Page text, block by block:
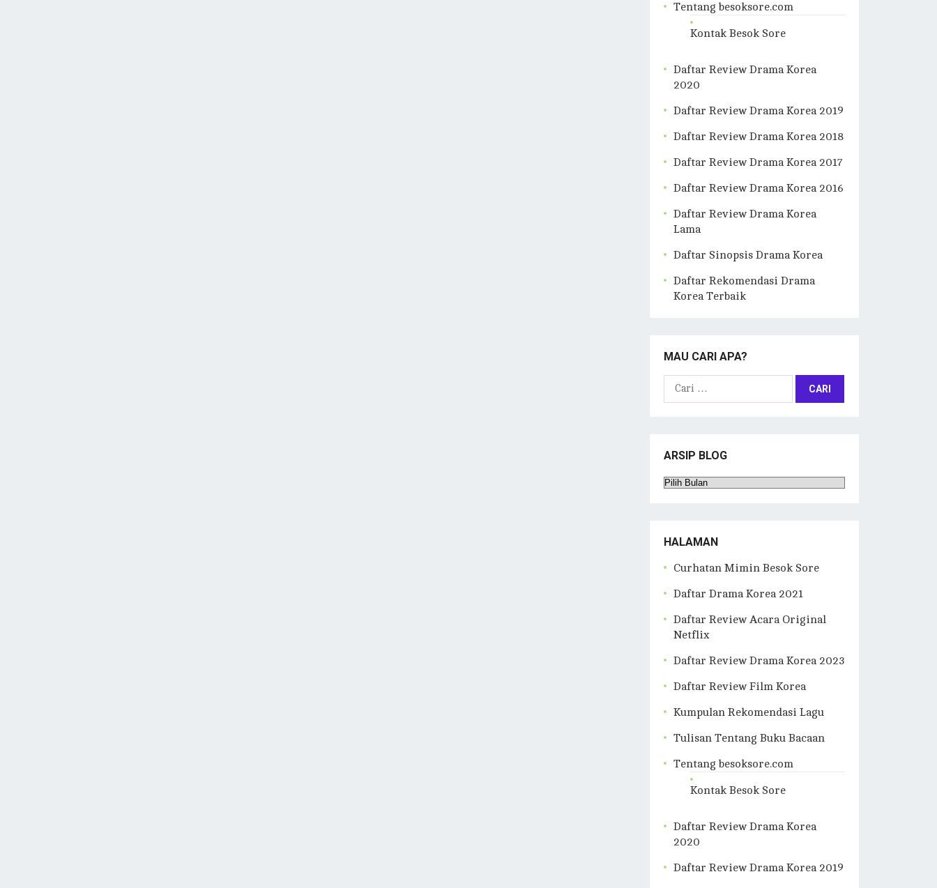
Tentang besoksore.com
Kontak Besok Sore
Daftar Review Drama Korea
2020
Daftar Review Drama Korea 2019
Daftar Review Drama Korea 2018
Daftar Review Drama Korea 2017
Daftar Review Drama Korea 2016
Daftar Review Drama Korea
Lama
Daftar Sinopsis Drama Korea
Daftar Rekomendasi Drama
Korea Terbaik
MAU CARI APA?
Cari
ARSIP BLOG
Arsip
HALAMAN
Curhatan Mimin Besok Sore
Daftar Drama Korea 2021
Daftar Review Acara Original
Netflix
Daftar Review Drama Korea 2023
Daftar Review Film Korea
Kumpulan Rekomendasi Lagu
Tulisan Tentang Buku Bacaan
Tentang besoksore.com
Kontak Besok Sore
Daftar Review Drama Korea
2020
Daftar Review Drama Korea 2019